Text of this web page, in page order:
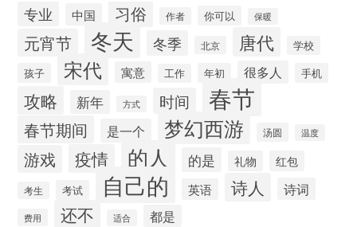
专业 中国 习俗 作者 你可以 保暖
元宵节 冬天 冬季 北京 唐代 学校
孩子 宋代 寓意 工作 年初 很多人 手机
攻略 新年 方式 时间 春节
春节期间 是一个 梦幻西游 汤圆 温度
游戏 疫情 的人 的是 礼物 红包
考生 考试 自己的 英语 诗人 诗词
费用 还不 适合 都是